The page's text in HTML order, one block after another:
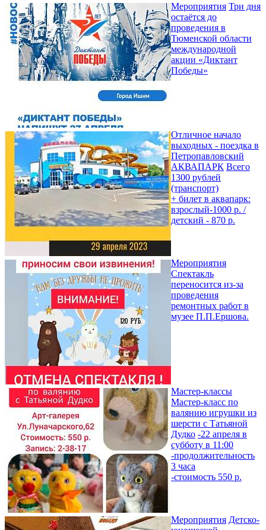
Мероприятия Три дня
остаётся до
проведения в
Тюменской области
международной
акции «Диктант
Победы»
Отличное начало
выходных - поездка в
Петропавловский
АКВАПАРК Всего
1300 рублей
(транспорт)
+ билет в аквапарк:
взрослый-1000 р. /
детский - 870 р.
Мероприятия
Спектакль
переносится из-за
проведения
ремонтных работ в
музее П.П.Ершова.
Мастер-классы
Мастер-класс по
валянию игрушки из
шерсти с Татьяной
Дудко -22 апреля в
субботу в 11:00
-продолжительность
3 часа
-стоимость 550 р.
Мероприятия Детско-